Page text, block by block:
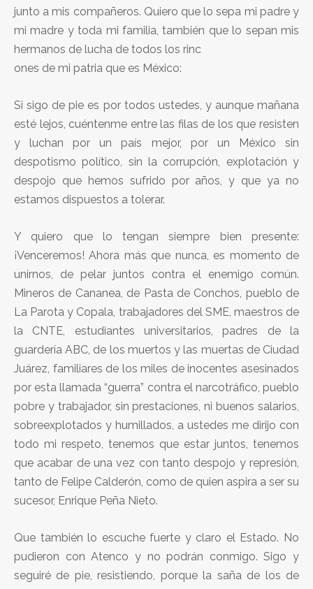
junto a mis compañeros. Quiero que lo sepa mi padre y
mi madre y toda mi familia, también que lo sepan mis
hermanos de lucha de todos los rinc
ones de mi patria que es México:
Si sigo de pie es por todos ustedes, y aunque mañana
esté lejos, cuéntenme entre las filas de los que resisten
y luchan por un país mejor, por un México sin
despotismo político, sin la corrupción, explotación y
despojo que hemos sufrido por años, y que ya no
estamos dispuestos a tolerar.
Y quiero que lo tengan siempre bien presente:
¡Venceremos! Ahora más que nunca, es momento de
unirnos, de pelar juntos contra el enemigo común.
Mineros de Cananea, de Pasta de Conchos, pueblo de
La Parota y Copala, trabajadores del SME, maestros de
la CNTE, estudiantes universitarios, padres de la
guardería ABC, de los muertos y las muertas de Ciudad
Juárez, familiares de los miles de inocentes asesinados
por esta llamada “guerra” contra el narcotráfico, pueblo
pobre y trabajador, sin prestaciones, ni buenos salarios,
sobreexplotados y humillados, a ustedes me dirijo con
todo mi respeto, tenemos que estar juntos, tenemos
que acabar de una vez con tanto despojo y represión,
tanto de Felipe Calderón, como de quien aspira a ser su
sucesor, Enrique Peña Nieto.
Que también lo escuche fuerte y claro el Estado. No
pudieron con Atenco y no podrán conmigo. Sigo y
seguiré de pie, resistiendo, porque la saña de los de